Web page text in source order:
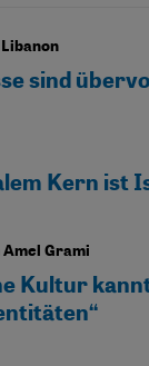
sind
Kern ist
Grami
Kultur